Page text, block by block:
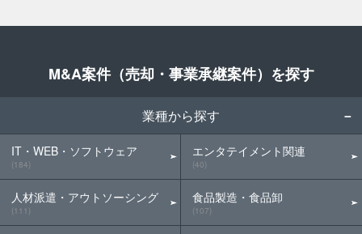
M&A案件（売却・事業承継案件）を探す
業種から探す
IT・WEB・ソフトウェア
(184)
人材派遣・アウトソーシング
(111)
エンタテイメント関連
(40)
食品製造・食品卸
(107)